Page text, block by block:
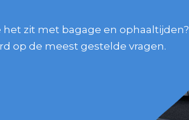
het zit met bagage en ophaaltijden?
op de meest gestelde vragen.